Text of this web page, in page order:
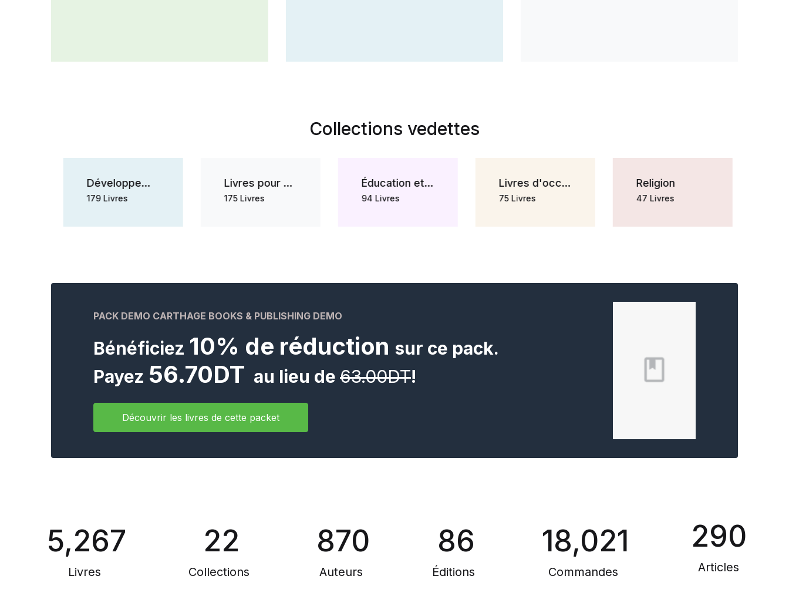
Collections vedettes
Développement personnel
179 Livres
Livres pour enfants
175 Livres
Éducation et Parascolaires
94 Livres
Livres d'occasion
75 Livres
Religion
47 Livres
PACK DEMO CARTHAGE BOOKS & PUBLISHING DEMO
Bénéficiez 10% de réduction sur ce pack.
Payez 56.70DT au lieu de 63.00DT!
Découvrir les livres de cette packet
5,267
Livres
22
Collections
870
Auteurs
86
Éditions
18,021
Commandes
290
Articles